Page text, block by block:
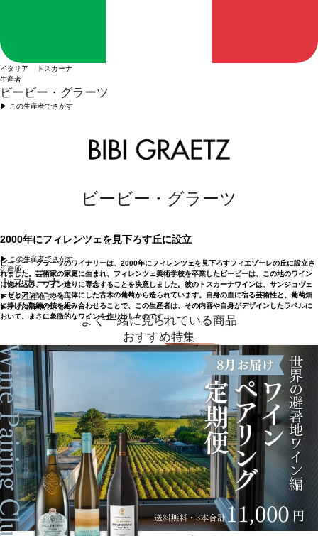
イタリア トスカーナ
生産者
ビービー・グラーツ
▶︎ この生産者でさがす
ビービー・グラーツ
2000年にフィレンツェを見下ろす丘に設立
ビービー・グラーツのワイナリーは、2000年にフィレンツェを見下ろすフィエゾーレの丘に設立さ
れました。芸術家の家庭に生まれ、フィレンツェ美術学校を卒業したビービーは、この地のワイン
に惚れ込み、ワイン造りに専念することを決意しました。彼のトスカーナワインは、サンジョヴェ
ーゼとアンソニカを主体にした古木の葡萄から造られています。自身の血に宿る芸術性と、葡萄畑
に捧げた熟練の技を組み合わせることで、この生産者は、その内容や自身がデザインしたラベルに
おいて、まさに象徴的なワインを作り出したのです。
▶︎ この生産者でさがす
生産地
トスカーナ
▶︎ この生産地でさがす
▶︎ この生産地でさがす
よく一緒に見られている商品
おすすめ特集